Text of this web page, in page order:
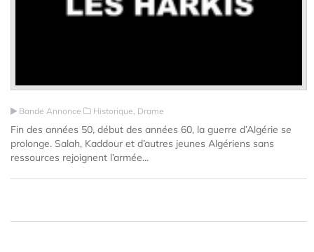
Bande Annonce Historique, Drame
Fin des années 50, début des années 60, la guerre d’Algérie se
prolonge. Salah, Kaddour et d’autres jeunes Algériens sans
ressources rejoignent l’armée...